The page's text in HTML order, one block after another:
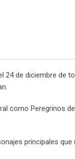
24 de diciembre
como Peregrinos
principales